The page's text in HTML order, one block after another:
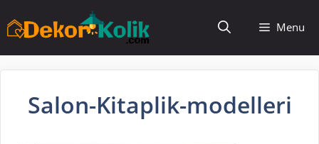
atla
Menu
Salon-Kitaplik-modelleri